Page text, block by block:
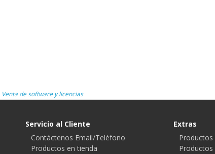
Venta de software y licencias
Servicio al Cliente
Contáctenos Email/Teléfono
Productos en tienda
Extras
Productos